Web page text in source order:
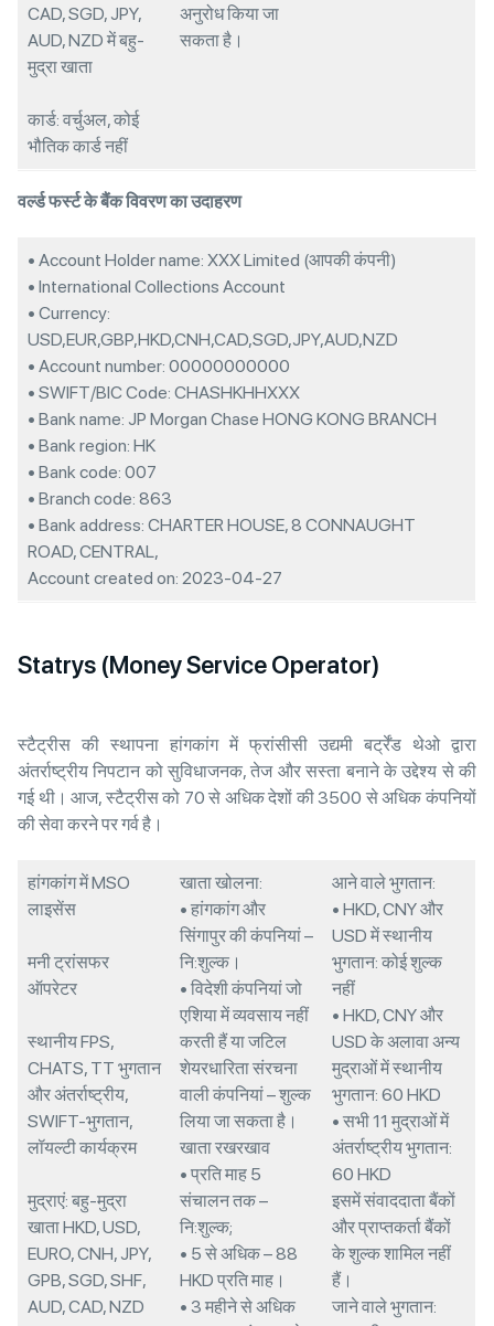
CAD, SGD, JPY,
AUD, NZD में बहु-
मुद्रा खाता
कार्ड: वर्चुअल, कोई
भौतिक कार्ड नहीं
अनुरोध किया जा
सकता है।
वर्ल्ड फर्स्ट के बैंक विवरण का उदाहरण
• Account Holder name: XXX Limited (आपकी कंपनी)
• International Collections Account
• Currency:
USD,EUR,GBP,HKD,CNH,CAD,SGD,JPY,AUD,NZD
• Account number: 00000000000
• SWIFT/BIC Code: CHASHKHHXXX
• Bank name: JP Morgan Chase HONG KONG BRANCH
• Bank region: HK
• Bank code: 007
• Branch code: 863
• Bank address: CHARTER HOUSE, 8 CONNAUGHT
ROAD, CENTRAL,
Account created on: 2023-04-27
Statrys (Money Service Operator)
स्टैट्रीस की स्थापना हांगकांग में फ्रांसीसी उद्यमी बर्ट्रेंड थेओ द्वारा
अंतर्राष्ट्रीय निपटान को सुविधाजनक, तेज और सस्ता बनाने के उद्देश्य से की
गई थी। आज, स्टैट्रीस को 70 से अधिक देशों की 3500 से अधिक कंपनियों
की सेवा करने पर गर्व है।
हांगकांग में MSO
लाइसेंस
मनी ट्रांसफर
ऑपरेटर
स्थानीय FPS,
CHATS, TT भुगतान
और अंतर्राष्ट्रीय,
SWIFT-भुगतान,
लॉयल्टी कार्यक्रम
मुद्राएं: बहु-मुद्रा
खाता HKD, USD,
EURO, CNH, JPY,
GPB, SGD, SHF,
AUD, CAD, NZD
खाता खोलना:
• हांगकांग और
सिंगापुर की कंपनियां –
नि:शुल्क।
• विदेशी कंपनियां जो
एशिया में व्यवसाय नहीं
करती हैं या जटिल
शेयरधारिता संरचना
वाली कंपनियां – शुल्क
लिया जा सकता है।
खाता रखरखाव
• प्रति माह 5
संचालन तक –
नि:शुल्क;
• 5 से अधिक – 88
HKD प्रति माह।
• 3 महीने से अधिक
आने वाले भुगतान:
• HKD, CNY और
USD में स्थानीय
भुगतान: कोई शुल्क
नहीं
• HKD, CNY और
USD के अलावा अन्य
मुद्राओं में स्थानीय
भुगतान: 60 HKD
• सभी 11 मुद्राओं में
अंतर्राष्ट्रीय भुगतान:
60 HKD
इसमें संवाददाता बैंकों
और प्राप्तकर्ता बैंकों
के शुल्क शामिल नहीं
हैं।
जाने वाले भुगतान: